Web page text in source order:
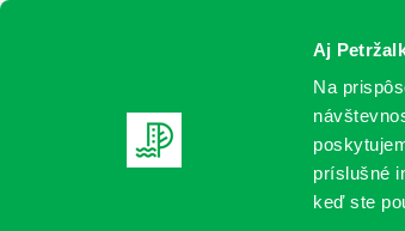
Aj
Na
príslušné
keď ste
AKTUALITY